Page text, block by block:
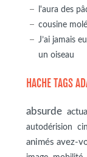
l'aura des
cousine
J’ai jamais
un oiseau
HACHE TAGS
absurde
autodérision
animés avez-